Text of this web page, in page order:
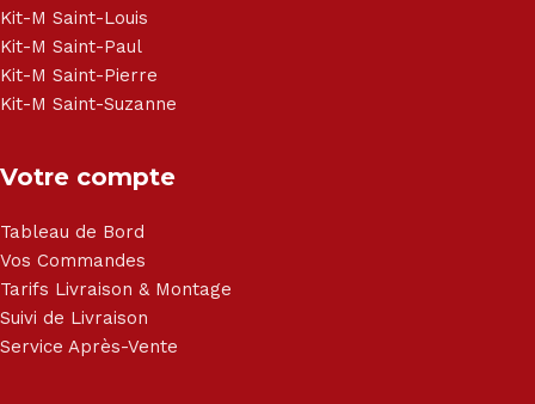
Haier, Sony, Cecotec, Westpoint, Dyson.
Kit-M Saint-Louis
Kit-M Saint-Paul
Kit-M Saint-Pierre
Kit-M Saint-Suzanne
Votre compte
Tableau de Bord
Vos Commandes
Tarifs Livraison & Montage
Suivi de Livraison
Service Après-Vente